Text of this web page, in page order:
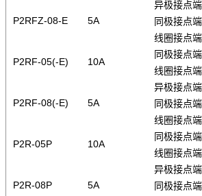
P2RFZ-08-E 5A
异极接点
同极接点
线圈接点
P2RF-05(-E) 10A
同极接点
线圈接点
P2RF-08(-E) 5A
异极接点
同极接点
线圈接点
P2R-05P 10A
同极接点
线圈接点
P2R-08P 5A
异极接点
同极接点